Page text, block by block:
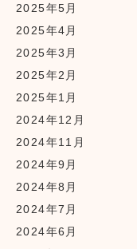
2025年5月
2025年4月
2025年3月
2025年2月
2025年1月
2024年12月
2024年11月
2024年9月
2024年8月
2024年7月
2024年6月